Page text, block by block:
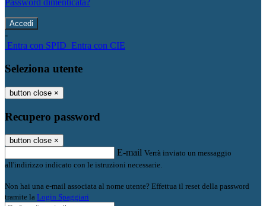
Password dimenticata?
-
Entra con SPID Entra con CIE
Seleziona utente
button close ×
Recupero password
button close ×
E-mail Verrà inviato un messaggio
all'indirizzo indicato con le istruzioni necessarie.
Non hai una e-mail associata al nome utente? Effettua il reset della password
tramite la Login Spaggiari